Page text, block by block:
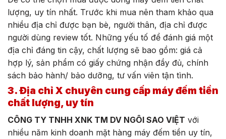
lượng, uy tín nhất. Trước khi mua nên tham khảo qua
nhiều địa chỉ được bạn bè, người thân, địa chỉ được
người dùng review tốt. Những yếu tố để đánh giá một
địa chỉ đáng tin cậy, chất lượng sẽ bao gồm: giá cả
hợp lý, sản phẩm có giấy chứng nhận đầy đủ, chính
sách bảo hành/ bảo dưỡng, tư vấn viên tận tình.
3. Địa chỉ X chuyên cung cấp máy đếm tiền
chất lượng, uy tín
CÔNG TY TNHH XNK TM DV NGÔI SAO VIỆT với
nhiều năm kinh doanh mặt hàng máy đếm tiền uy tín,